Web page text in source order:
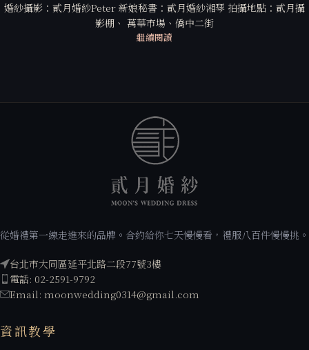
婚紗攝影：貳月婚紗Peter 新娘秘書：貳月婚紗湘琴 拍攝地點：貳月攝
影棚、 萬華市場、僑中二街
繼續閱讀
從婚禮第一線走進來的品牌。合約給你七天慢慢看，禮服八百件慢慢挑。
台北市大同區延平北路二段77號3樓
電話: 02-2591-9792
Email: moonwedding0314@gmail.com
資訊教學